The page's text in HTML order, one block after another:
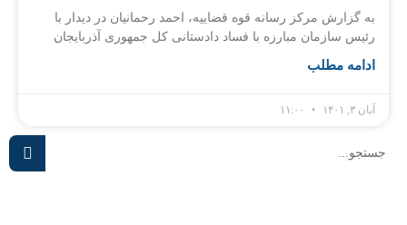
به گزارش مرکز رسانه قوه قضاییه، احمد رحمانیان در دیدار با
رئیس سازمان مبارزه با فساد دادستانی کل جمهوری آذربایجان
ادامه مطلب
آبان ۳, ۱۴۰۱